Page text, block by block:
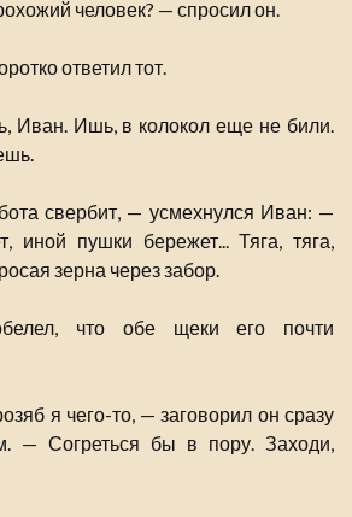
человек? — спросил он.
ответил тот.
Иван. Ишь, в колокол еще не били.
свербит, — усмехнулся Иван: —
иной пушки бережет... Тяга, тяга,
зерна через забор.
что обе щеки его почти
я чего-то, — заговорил он сразу
— Согреться бы в пору. Заходи,